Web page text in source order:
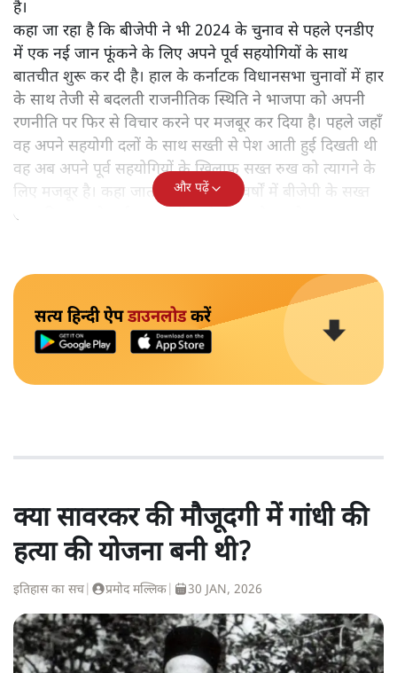
है।
कहा जा रहा है कि बीजेपी ने भी 2024 के चुनाव से पहले एनडीए
में एक नई जान फूंकने के लिए अपने पूर्व सहयोगियों के साथ
बातचीत शुरू कर दी है। हाल के कर्नाटक विधानसभा चुनावों में हार
के साथ तेजी से बदलती राजनीतिक स्थिति ने भाजपा को अपनी
रणनीति पर फिर से विचार करने पर मजबूर कर दिया है। पहले जहाँ
वह अपने सहयोगी दलों के साथ सख्ती से पेश आती हुई दिखती थी
वह अब अपने पूर्व सहयोगियों के खिलाफ सख्त रुख को त्यागने के
लिए मजबूर है। कहा जाता है कि हाल के वर्षों में बीजेपी के सख्त
रुख की वजह से कई दल एनडीए छोड़कर चले गए थे।
और पढ़ें
सत्य हिन्दी ऐपडाउनलोडकरें
क्या सावरकर की मौजूदगी में गांधी की
हत्या की योजना बनी थी?
इतिहास का सच प्रमोद मल्लिक 30 JAN, 2026